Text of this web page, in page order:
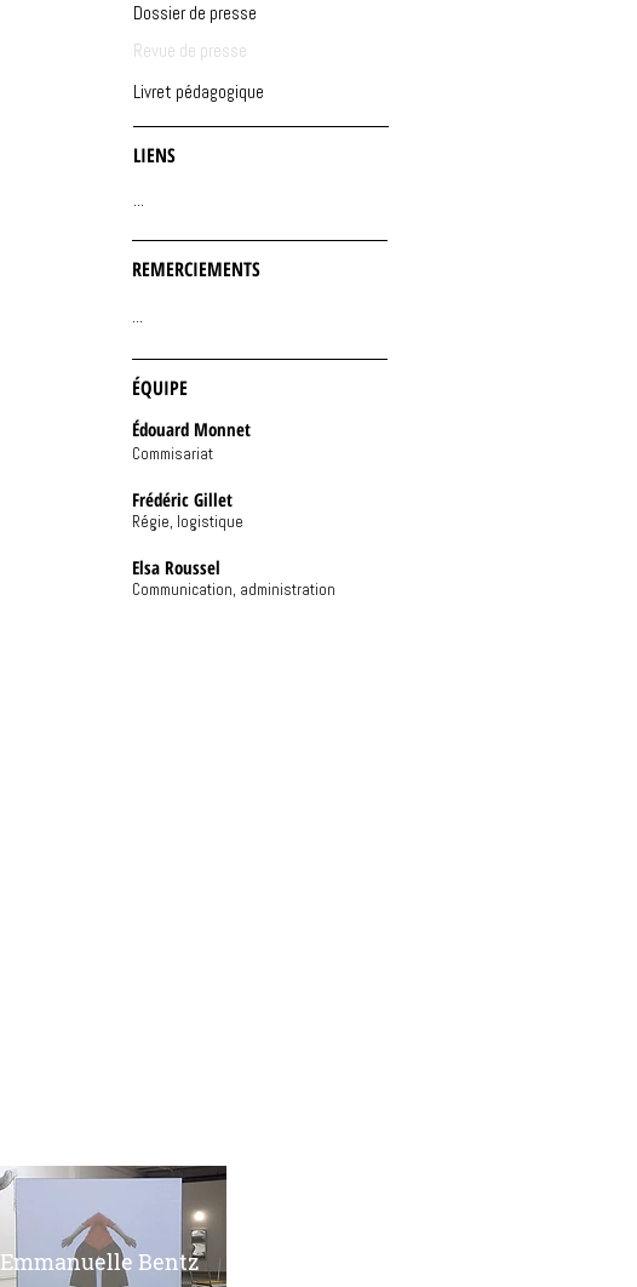
Dossier de presse
Revue de presse
Livret pédagogique
LIENS
...
REMERCIEMENTS
...
ÉQUIPE
Édouard Monnet
Commisariat
Frédéric Gillet
Régie, logistique
Elsa Roussel
Communication, administration
Emmanuelle Bentz